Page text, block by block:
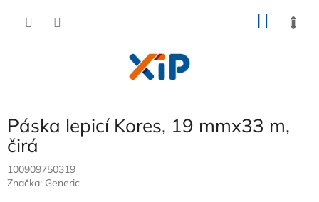
Páska lepicí Kores, 19 mmx33 m,
čirá
100909750319
Značka: Generic